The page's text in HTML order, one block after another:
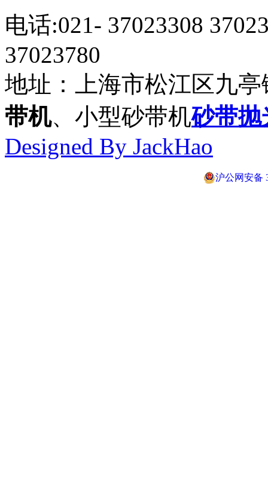
电话:021- 37023308
37023780
地址：上海市松江区九
带机、小型砂带机砂带抛
Designed By JackHao
沪公网安备